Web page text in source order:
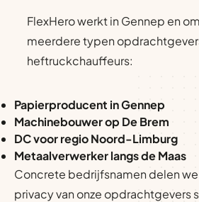
FlexHero werkt in Gennep en
meerdere typen
heftruckchauffeurs:
Papierproducent in Gennep
Machinebouwer op De Brem
DC voor regio Noord-Limburg
Metaalverwerker langs de Maas
Concrete bedrijfsnamen delen
privacy van onze opdrachtgevers